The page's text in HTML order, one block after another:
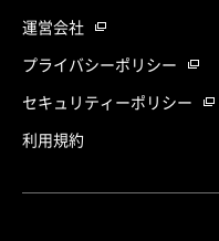
運営会社
プライバシーポリシー
セキュリティーポリシー
利用規約